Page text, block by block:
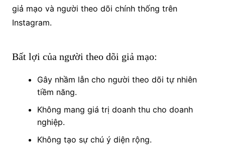
giả mạo và người theo dõi chính thống trên
Instagram.
Bất lợi của người theo dõi giả mạo:
Gây nhầm lẫn cho người theo dõi tự nhiên
tiềm năng.
Không mang giá trị doanh thu cho doanh
nghiệp.
Không tạo sự chú ý diện rộng.